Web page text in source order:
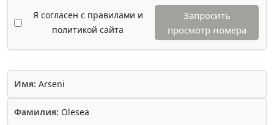
Я согласен с правилами и
политикой сайта
Запросить
просмотр номера
Имя: Arseni
Фамилия: Olesea